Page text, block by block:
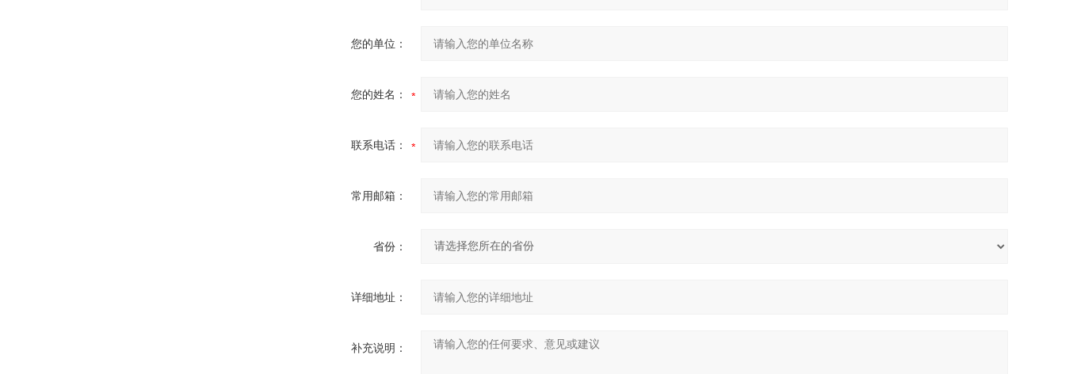
您的单位：
您的姓名：
联系电话：
常用邮箱：
省份：
详细地址：
补充说明：